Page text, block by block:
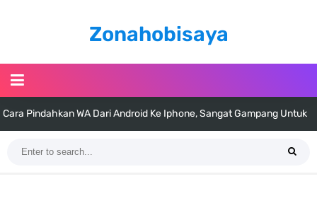
Zonahobisaya
Cara Pindahkan WA Dari Android Ke Iphone, Sangat Gampang Untuk